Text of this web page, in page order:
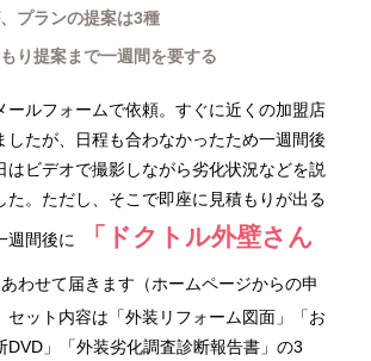
プランの提案は3種
り提案まで一週間を要する
ールフォームで依頼。すぐに近くの加盟店
したが、日程も合わなかったため一週間後
はビデオで撮影しながら劣化状況などを説
た。ただし、そこで即座に見積もりが出る
週間後に
「ドクトル外壁さん
あわせて届きます（ホームページからの申
セット内容は「外装リフォーム図面」「お
DVD」「外装劣化調査診断報告書」の3